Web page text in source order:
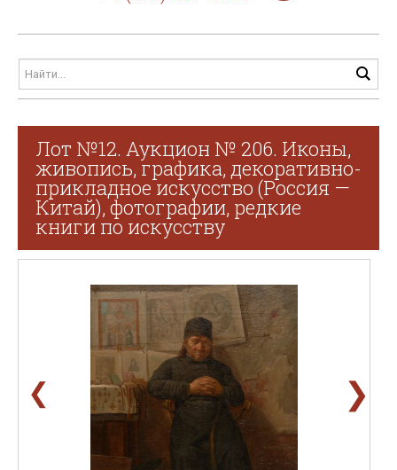
Лот №12. Аукцион № 206. Иконы,
живопись, графика, декоративно-
прикладное искусство (Россия —
Китай), фотографии, редкие
книги по искусству
❮ ❯